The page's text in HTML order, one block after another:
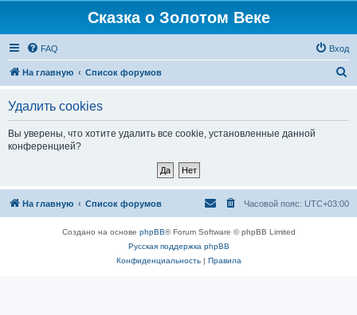
Сказка о Золотом Веке
FAQ Вход
На главную Список форумов
Удалить cookies
Вы уверены, что хотите удалить все cookie, установленные данной
конференцией?
На главную Список форумов Часовой пояс: UTC+03:00
Создано на основе phpBB® Forum Software © phpBB Limited
Русская поддержка phpBB
Конфиденциальность| Правила